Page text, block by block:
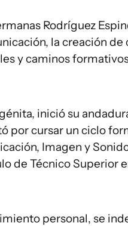
Rodríguez
la creación de
y caminos
inició su
por cursar un ciclo
Imagen y
de Técnico Superior
personal, se